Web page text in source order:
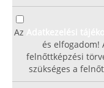
Az
és elfogadom!
felnőttképzési
szükséges a